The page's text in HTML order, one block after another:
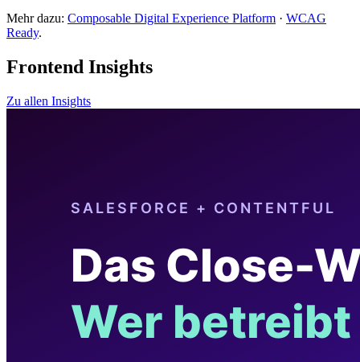
Mehr dazu: Composable Digital Experience Platform · WCAG
Ready.
Frontend Insights
Zu allen Insights